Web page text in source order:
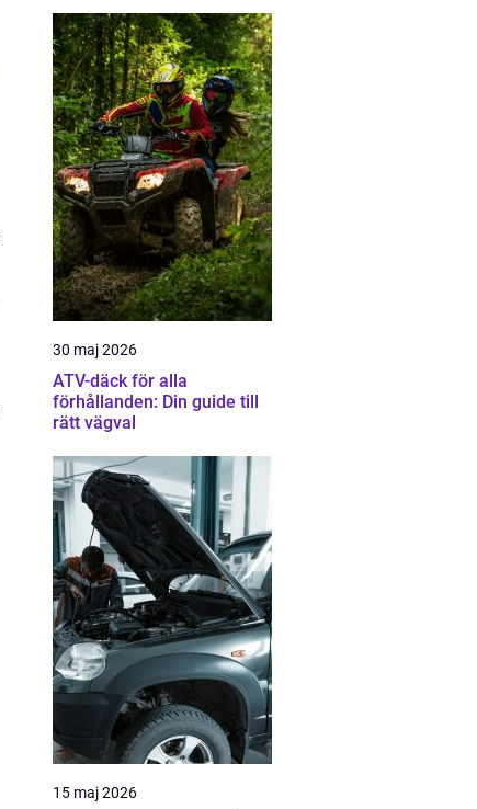
30 maj 2026
ATV-däck för alla
förhållanden: Din guide till
rätt vägval
15 maj 2026